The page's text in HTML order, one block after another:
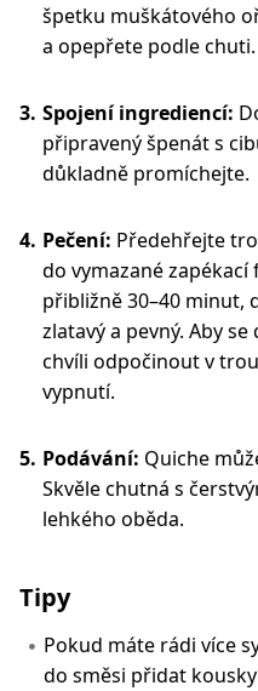
špetku muškátového
a opepřete podle chuti.
Spojení ingrediencí:
připravený špenát s
důkladně promíchejte.
Pečení: Předehřejte
do vymazané
přibližně 30–40 minut,
zlatavý a pevný. Aby
chvíli odpočinout v
vypnutí.
Podávání: Quiche
Skvěle chutná s
lehkého oběda.
Tipy
Pokud máte rádi více
do směsi přidat